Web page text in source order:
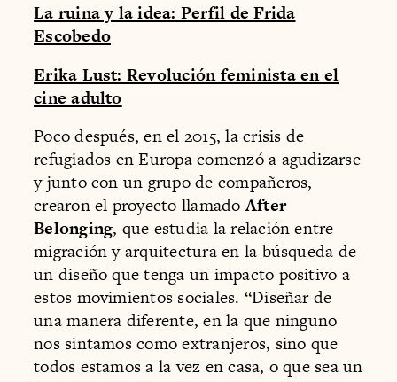
La ruina y la idea: Perfil de Frida
Escobedo
Erika Lust: Revolución feminista en el
cine adulto
Poco después, en el 2015, la crisis de
refugiados en Europa comenzó a agudizarse
y junto con un grupo de compañeros,
crearon el proyecto llamadoAfter
Belonging, que estudia la relación entre
migración y arquitectura en la búsqueda de
un diseño que tenga un impacto positivo a
estos movimientos sociales. “Diseñar de
una manera diferente, en la que ninguno
nos sintamos como extranjeros, sino que
todos estamos a la vez en casa, o que sea un